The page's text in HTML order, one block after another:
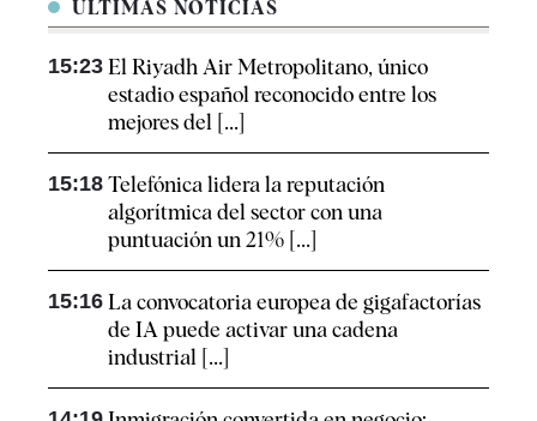
ÚLTIMAS NOTICIAS
15:23 El Riyadh Air Metropolitano, único
estadio español reconocido entre los
mejores del [...]
15:18 Telefónica lidera la reputación
algorítmica del sector con una
puntuación un 21% [...]
15:16 La convocatoria europea de gigafactorías
de IA puede activar una cadena
industrial [...]